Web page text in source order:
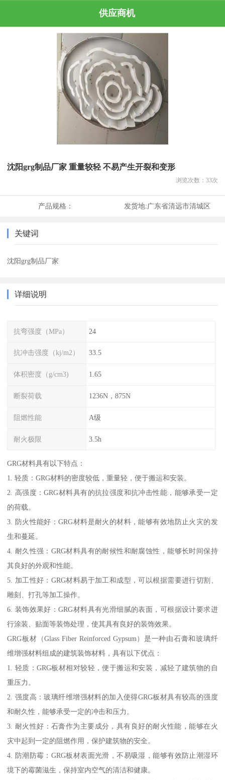
供应商机
沈阳grg制品厂家 重量较轻 不易产生开裂和变形
浏览次数： 33次
产品规格： 发货地:广东省清远市清城区
关键词
沈阳grg制品厂家
详细说明
抗弯强度（MPa） 24
抗冲击强度（kj/m2） 33.5
体积密度（g/cm3) 1.65
断裂荷载 1236N，875N
阻燃性能 A级
耐火极限 3.5h
GRG材料具有以下特点：
1. 轻质：GRG材料的密度较低，重量轻，便于搬运和安装。
2. 高强度：GRG材料具有的抗拉强度和抗冲击性能，能够承受一定
的荷载。
3. 防火性能好：GRG材料是耐火的材料，能够有效地防止火灾的发
生和蔓延。
4. 耐久性强：GRG材料具有的耐候性和耐腐蚀性，能够长时间保持
其良好的外观和性能。
5. 加工性好：GRG材料易于加工和成型，可以根据需要进行切割、
雕刻、打孔等加工操作。
6. 装饰效果好：GRG材料具有光滑细腻的表面，可根据设计要求进
行涂装、贴面等装饰处理，使其具有良好的装饰效果。
GRG板材（Glass Fiber Reinforced Gypsum）是一种由石膏和玻璃纤
维增强材料组成的建筑装饰材料，具有以下优点：
1. 轻质：GRG板材相对较轻，便于搬运和安装，减轻了建筑物的自
重压力。
2. 强度高：玻璃纤维增强材料的加入使得GRG板材具有较高的强度
和耐久性，能够承受一定的冲击和压力。
3. 耐火性好：石膏作为主要成分，具有良好的耐火性能，能够在火
灾中起到一定的阻燃作用，保护建筑物的安全。
4. 防潮防霉：GRG板材表面光滑，不易吸湿，能够有效防止潮湿环
境下的霉菌滋生，保持室内空气的清洁和健康。